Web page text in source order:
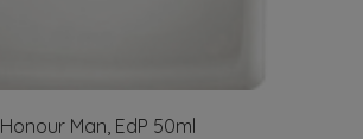
Honour Man, EdP 50ml